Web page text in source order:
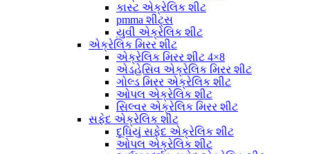
કાસ્ટ એક્રેલિક શીટ
pmma શીટ્સ
યુવી એક્રેલિક શીટ
એક્રેલિક મિરર શીટ
એક્રેલિક મિરર શીટ 4×8
એડહેસિવ એક્રેલિક મિરર શીટ
ગોલ્ડ મિરર એક્રેલિક શીટ
ઓપલ એક્રેલિક શીટ
સિલ્વર એક્રેલિક મિરર શીટ
સફેદ એક્રેલિક શીટ
દૂધિયું સફેદ એક્રેલિક શીટ
ઓપલ એક્રેલિક શીટ